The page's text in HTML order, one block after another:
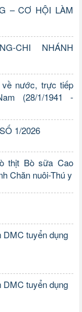
– CƠ HỘI LÀM
CHI NHÁNH
nước, trực tiếp
(28/1/1941 -
1/2026
thịt Bò sữa Cao
Chăn nuôi-Thú y
DMC tuyển dụng
DMC tuyển dụng